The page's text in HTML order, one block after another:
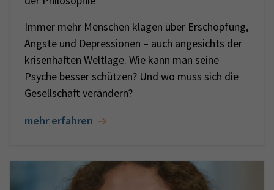
Immer mehr Menschen klagen über Erschöpfung,
Ängste und Depressionen – auch angesichts der
krisenhaften Weltlage. Wie kann man seine
Psyche besser schützen? Und wo muss sich die
Gesellschaft verändern?
mehr erfahren